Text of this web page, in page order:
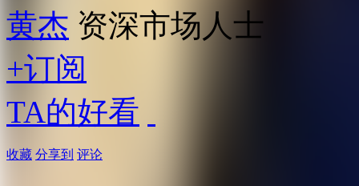
黄杰 资深市场人士
+订阅
TA的好看
收藏 分享到 评论